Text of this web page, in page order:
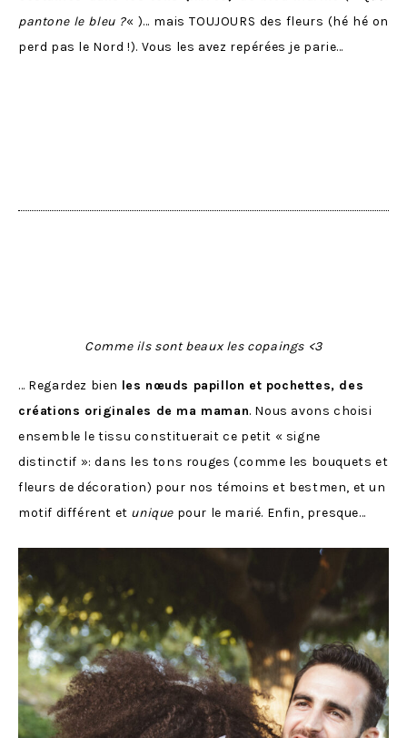
pantone le bleu ?« )… mais TOUJOURS des fleurs (hé hé on
perd pas le Nord !). Vous les avez repérées je parie…
Comme ils sont beaux les copaings <3
… Regardez bien les nœuds papillon et pochettes, des
créations originales de ma maman. Nous avons choisi
ensemble le tissu constituerait ce petit « signe
distinctif »: dans les tons rouges (comme les bouquets et
fleurs de décoration) pour nos témoins et bestmen, et un
motif différent et unique pour le marié. Enfin, presque…